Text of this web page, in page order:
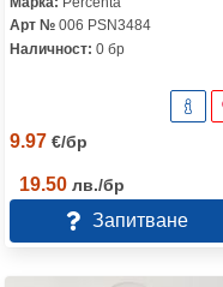
Арт № 006 PSN3484
Наличност: 0 бр
9.97 €/бр
19.50 лв./бр
Запитване